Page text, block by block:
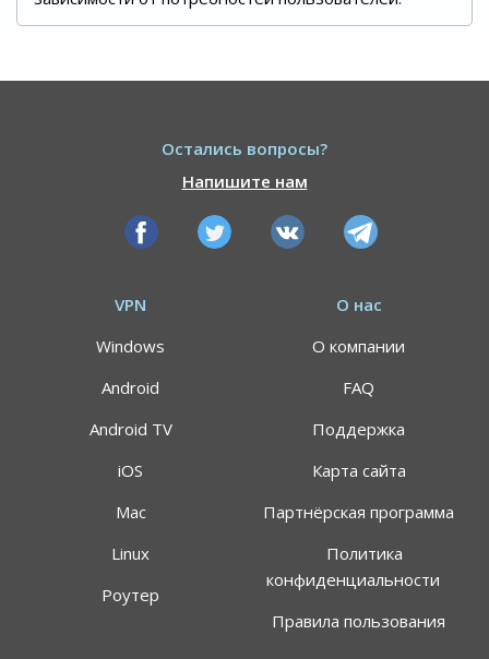
СКИДКИ 64%
Воспользуйтесь специальным предложением
ALTVPN, и сэкомьте на тарифном плане до 64%
Остались вопросы?
Напишите нам
VPN
Windows
Android
Android TV
iOS
Mac
Linux
Роутер
О нас
О компании
FAQ
Поддержка
Карта сайта
Партнёрская программа
Политика
конфиденциальности
Правила пользования